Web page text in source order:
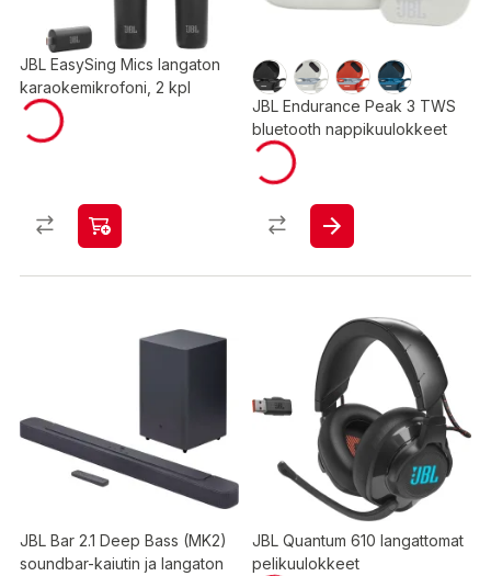
JBL EasySing Mics langaton
karaokemikrofoni, 2 kpl
JBL Endurance Peak 3 TWS
bluetooth nappikuulokkeet
JBL Bar 2.1 Deep Bass (MK2)
soundbar-kaiutin ja langaton
JBL Quantum 610 langattomat
pelikuulokkeet